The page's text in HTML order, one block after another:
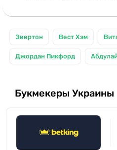
Эвертон Вест Хэм
Джордан Пикфорд
Букмекеры Украины